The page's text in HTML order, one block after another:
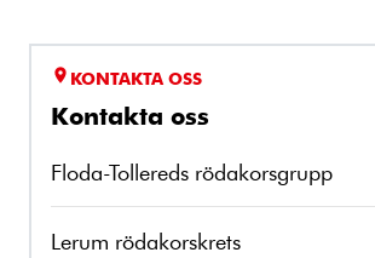
KONTAKTA OSS
Kontakta oss
Floda-Tollereds rödakorsgrupp
Lerum rödakorskrets